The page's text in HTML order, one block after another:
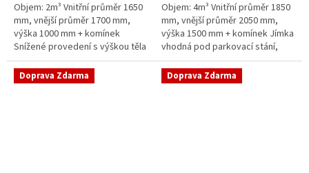
Objem: 2m³ Vnitřní průměr 1650
mm, vnější průměr 1700 mm,
výška 1000 mm + komínek
Snížené provedení s výškou těla
pouhý 1m! Kvalitní, pevná jímka
bez potřeby obetonování
Průměr...
Objem: 4m³ Vnitřní průměr 1850
mm, vnější průměr 2050 mm,
výška 1500 mm + komínek Jímka
vhodná pod parkovací stání,
komunikace i terasy Průměr
přítoku specifikujte v...
Doprava Zdarma Doprava Zdarma